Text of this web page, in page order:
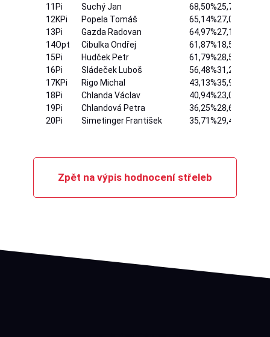
11 Pi Suchý Jan 68,50%25,75
12KPi Popela Tomáš 65,14%27,08
13Pi Gazda Radovan 64,97%27,15
14Opt Cibulka Ondřej 61,87%18,51
15Pi Hudček Petr 61,79%28,55
16Pi Sládeček Luboš 56,48%31,23
17KPi Rigo Michal 43,13%35,90
18Pi Chlanda Václav 40,94%23,09
19Pi Chlandová Petra 36,25%28,66
20Pi Simetinger František 35,71%29,40
Zpět na výpis hodnocení střeleb